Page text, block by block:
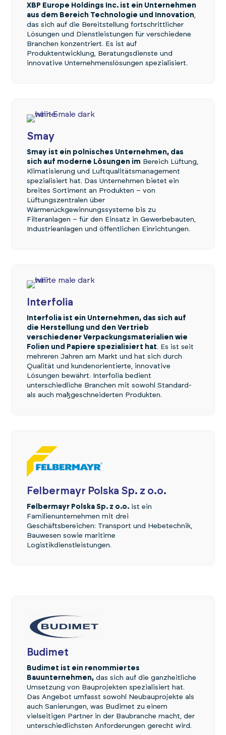
XBP Europe Holdings Inc. ist ein Unternehmen
aus dem Bereich Technologie und Innovation,
das sich auf die Bereitstellung fortschrittlicher
Lösungen und Dienstleistungen für verschiedene
Branchen konzentriert. Es ist auf
Produktentwicklung, Beratungsdienste und
innovative Unternehmenslösungen spezialisiert.
Smay
Smay ist ein polnisches Unternehmen, das
sich auf moderne Lösungen im Bereich Lüftung,
Klimatisierung und Luftqualitätsmanagement
spezialisiert hat. Das Unternehmen bietet ein
breites Sortiment an Produkten – von
Lüftungszentralen über
Wärmerückgewinnungssysteme bis zu
Filteranlagen – für den Einsatz in Gewerbebauten,
Industrieanlagen und öffentlichen Einrichtungen.
Interfolia
Interfolia ist ein Unternehmen, das sich auf
die Herstellung und den Vertrieb
verschiedener Verpackungsmaterialien wie
Folien und Papiere spezialisiert hat. Es ist seit
mehreren Jahren am Markt und hat sich durch
Qualität und kundenorientierte, innovative
Lösungen bewährt. Interfolia bedient
unterschiedliche Branchen mit sowohl Standard-
als auch maßgeschneiderten Produkten.
Felbermayr Polska Sp. z o.o.
Felbermayr Polska Sp. z o.o. ist ein
Familienunternehmen mit drei
Geschäftsbereichen: Transport und Hebetechnik,
Bauwesen sowie maritime
Logistikdienstleistungen.
Budimet
Budimet ist ein renommiertes
Bauunternehmen, das sich auf die ganzheitliche
Umsetzung von Bauprojekten spezialisiert hat.
Das Angebot umfasst sowohl Neubauprojekte als
auch Sanierungen, was Budimet zu einem
vielseitigen Partner in der Baubranche macht, der
unterschiedlichsten Anforderungen gerecht wird.